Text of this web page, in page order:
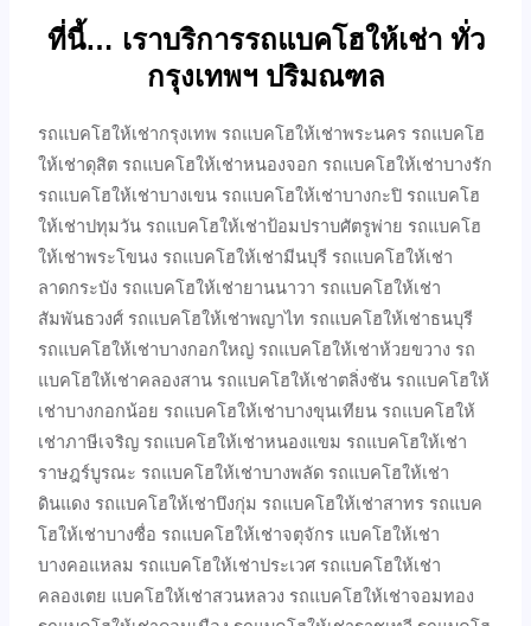
ที่นี้… เราบริการรถแบคโฮให้เช่า ทั่ว
กรุงเทพฯ ปริมณฑล
รถแบคโฮให้เช่ากรุงเทพ รถแบคโฮให้เช่าพระนคร รถแบคโฮ
ให้เช่าดุสิต รถแบคโฮให้เช่าหนองจอก รถแบคโฮให้เช่าบางรัก
รถแบคโฮให้เช่าบางเขน รถแบคโฮให้เช่าบางกะปิ รถแบคโฮ
ให้เช่าปทุมวัน รถแบคโฮให้เช่าป้อมปราบศัตรูพ่าย รถแบคโฮ
ให้เช่าพระโขนง รถแบคโฮให้เช่ามีนบุรี รถแบคโฮให้เช่า
ลาดกระบัง รถแบคโฮให้เช่ายานนาวา รถแบคโฮให้เช่า
สัมพันธวงศ์ รถแบคโฮให้เช่าพญาไท รถแบคโฮให้เช่าธนบุรี
รถแบคโฮให้เช่าบางกอกใหญ่ รถแบคโฮให้เช่าห้วยขวาง รถ
แบคโฮให้เช่าคลองสาน รถแบคโฮให้เช่าตลิ่งชัน รถแบคโฮให้
เช่าบางกอกน้อย รถแบคโฮให้เช่าบางขุนเทียน รถแบคโฮให้
เช่าภาษีเจริญ รถแบคโฮให้เช่าหนองแขม รถแบคโฮให้เช่า
ราษฎร์บูรณะ รถแบคโฮให้เช่าบางพลัด รถแบคโฮให้เช่า
ดินแดง รถแบคโฮให้เช่าบึงกุ่ม รถแบคโฮให้เช่าสาทร รถแบค
โฮให้เช่าบางซื่อ รถแบคโฮให้เช่าจตุจักร แบคโฮให้เช่า
บางคอแหลม รถแบคโฮให้เช่าประเวศ รถแบคโฮให้เช่า
คลองเตย แบคโฮให้เช่าสวนหลวง รถแบคโฮให้เช่าจอมทอง